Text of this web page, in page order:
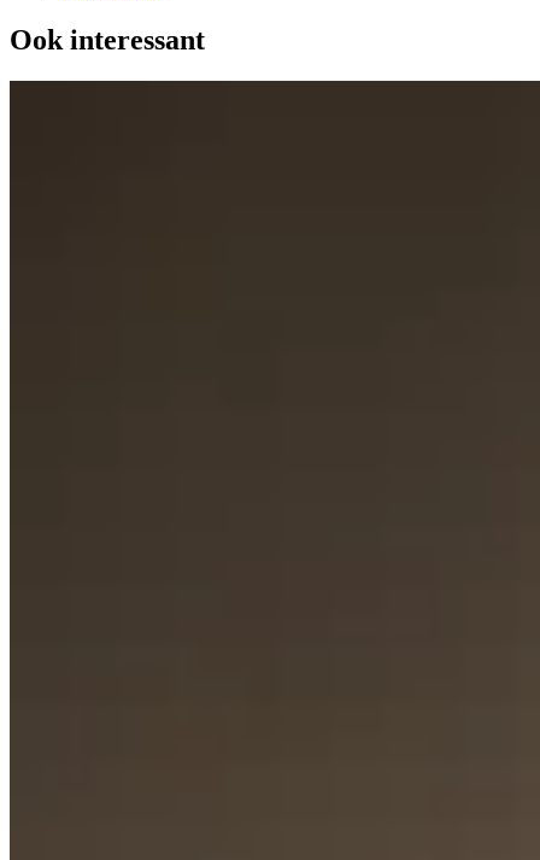
Ook interessant